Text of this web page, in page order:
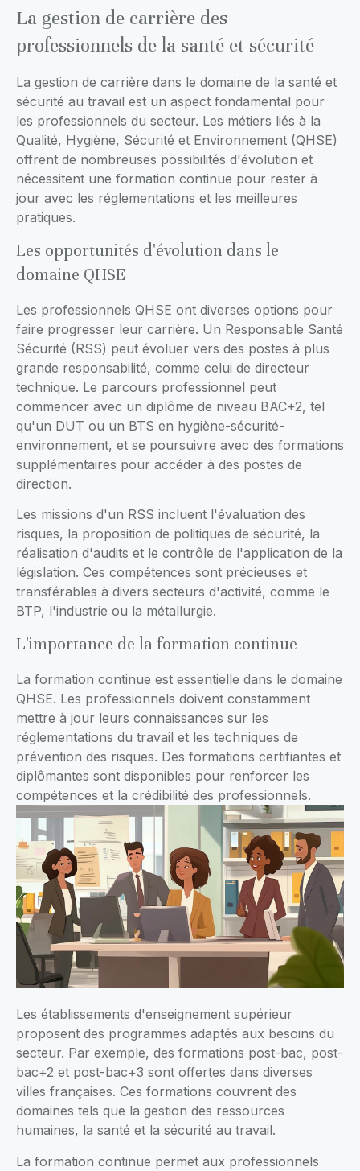
La gestion de carrière des
professionnels de la santé et sécurité
La gestion de carrière dans le domaine de la santé et
sécurité au travail est un aspect fondamental pour
les professionnels du secteur. Les métiers liés à la
Qualité, Hygiène, Sécurité et Environnement (QHSE)
offrent de nombreuses possibilités d'évolution et
nécessitent une formation continue pour rester à
jour avec les réglementations et les meilleures
pratiques.
Les opportunités d'évolution dans le
domaine QHSE
Les professionnels QHSE ont diverses options pour
faire progresser leur carrière. Un Responsable Santé
Sécurité (RSS) peut évoluer vers des postes à plus
grande responsabilité, comme celui de directeur
technique. Le parcours professionnel peut
commencer avec un diplôme de niveau BAC+2, tel
qu'un DUT ou un BTS en hygiène-sécurité-
environnement, et se poursuivre avec des formations
supplémentaires pour accéder à des postes de
direction.
Les missions d'un RSS incluent l'évaluation des
risques, la proposition de politiques de sécurité, la
réalisation d'audits et le contrôle de l'application de la
législation. Ces compétences sont précieuses et
transférables à divers secteurs d'activité, comme le
BTP, l'industrie ou la métallurgie.
L'importance de la formation continue
La formation continue est essentielle dans le domaine
QHSE. Les professionnels doivent constamment
mettre à jour leurs connaissances sur les
réglementations du travail et les techniques de
prévention des risques. Des formations certifiantes et
diplômantes sont disponibles pour renforcer les
compétences et la crédibilité des professionnels.
Les établissements d'enseignement supérieur
proposent des programmes adaptés aux besoins du
secteur. Par exemple, des formations post-bac, post-
bac+2 et post-bac+3 sont offertes dans diverses
villes françaises. Ces formations couvrent des
domaines tels que la gestion des ressources
humaines, la santé et la sécurité au travail.
La formation continue permet aux professionnels